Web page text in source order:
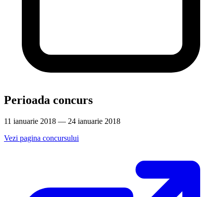
Perioada concurs
11 ianuarie 2018 — 24 ianuarie 2018
Vezi pagina concursului